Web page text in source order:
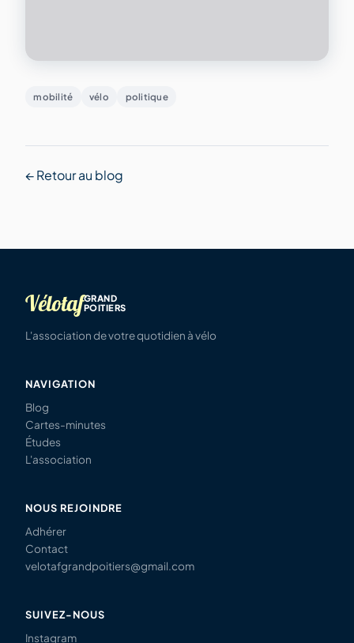
mobilité vélo politique
← Retour au blog
VélotafGRAND
POITIERS
L'association de votre quotidien à vélo
NAVIGATION
Blog
Cartes-minutes
Études
L'association
NOUS REJOINDRE
Adhérer
Contact
velotafgrandpoitiers@gmail.com
SUIVEZ-NOUS
Instagram